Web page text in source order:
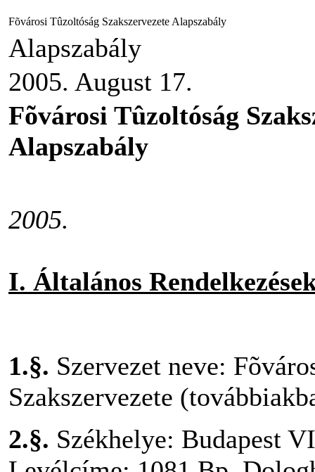
Fõvárosi Tûzoltóság Szakszervezete Alapszabály
Alapszabály
2005. August 17.
Fõvárosi Tûzoltóság
Alapszabály
2005.
I. Általános
1.§. Szervezet neve:
Szakszervezete
2.§. Székhelye: Budapest